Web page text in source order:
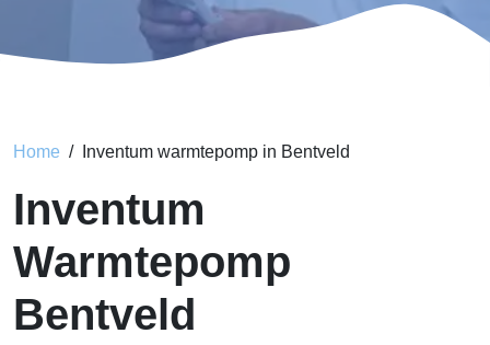
Home Inventum warmtepomp in Bentveld
Inventum
Warmtepomp
Bentveld